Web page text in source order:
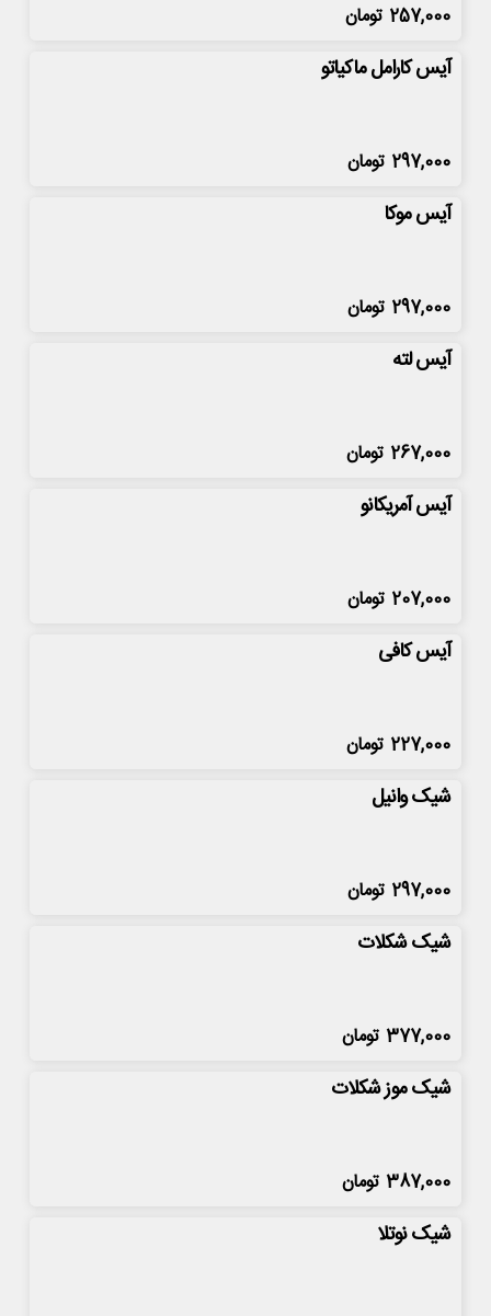
257,000 تومان
آیس کارامل ماکیاتو
297,000 تومان
آیس موکا
297,000 تومان
آیس لته
267,000 تومان
آیس آمریکانو
207,000 تومان
آیس کافی
227,000 تومان
شیک وانیل
297,000 تومان
شیک شکلات
377,000 تومان
شیک موز شکلات
387,000 تومان
شیک نوتلا